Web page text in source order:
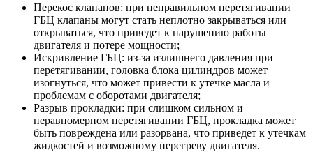
Перекос клапанов: при неправильном перетягивании
ГБЦ клапаны могут стать неплотно закрываться или
открываться, что приведет к нарушению работы
двигателя и потере мощности;
Искривление ГБЦ: из-за излишнего давления при
перетягивании, головка блока цилиндров может
изогнуться, что может привести к утечке масла и
проблемам с оборотами двигателя;
Разрыв прокладки: при слишком сильном и
неравномерном перетягивании ГБЦ, прокладка может
быть повреждена или разорвана, что приведет к утечкам
жидкостей и возможному перегреву двигателя.